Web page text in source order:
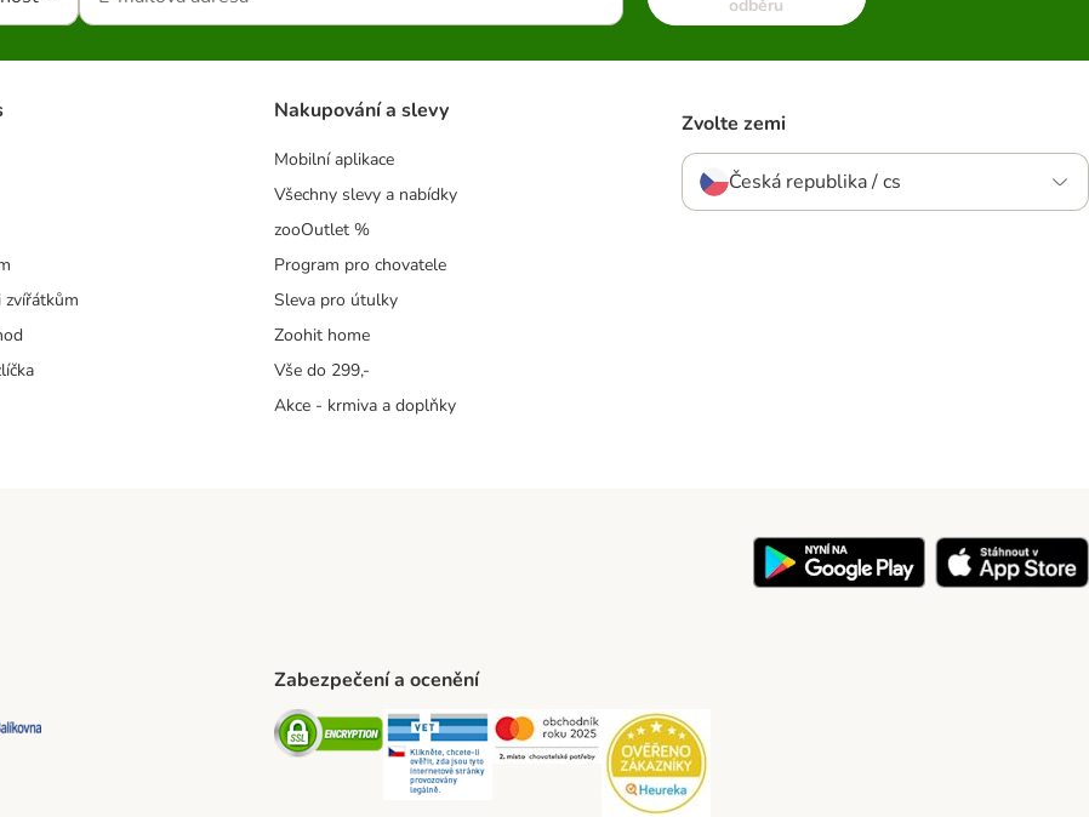
odběru
zvířátkům
Nakupování a slevy
Mobilní aplikace
Všechny slevy a nabídky
zooOutlet %
Program pro chovatele
Sleva pro útulky
Zoohit home
Vše do 299,-
Akce - krmiva a doplňky
Zvolte zemi
Česká republika / cs
Shipping Method
Shipping Method
Balíkovna Shipping Method
Zabezpečení a ocenění
Security Security Security